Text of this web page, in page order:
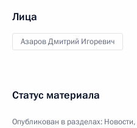
Лица
Азаров Дмитрий Игоревич
Статус материала
Опубликован в разделах: Новости,